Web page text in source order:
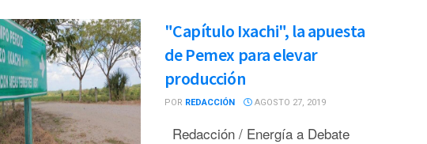
"Capítulo Ixachi", la apuesta
de Pemex para elevar
producción
POR REDACCIÓN AGOSTO 27, 2019
Redacción / Energía a Debate